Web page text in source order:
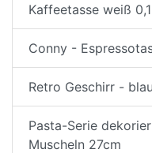
Kaffeetasse weiß
Conny -
Retro Geschirr -
Pasta-Serie
Muscheln 27cm